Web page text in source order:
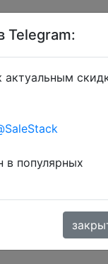
+ знижка
Telegram:
актуальным
в популярных